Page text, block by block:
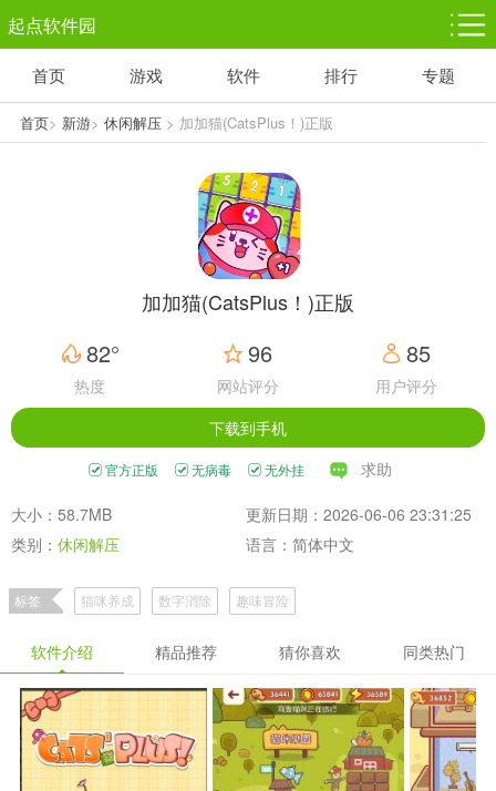
起点软件园
塔防游戏
1千+款游戏
休闲益智
1万+款游戏
体育竞技
5百+款游戏
赛车竞速
3百+款游戏
首页 游戏 软件 排行 专题
首页> 新游> 休闲解压> 加加猫(CatsPlus！)正版
加加猫(CatsPlus！)正版
82°
热度
96
网站评分
85
用户评分
下载到手机
官方正版 无病毒 无外挂 求助
大小：58.7MB
更新日期：2026-06-06 23:31:25
类别： 休闲解压 语言：简体中文
标签 猫咪养成 数字消除 趣味冒险
软件介绍 精品推荐 猜你喜欢 同类热门